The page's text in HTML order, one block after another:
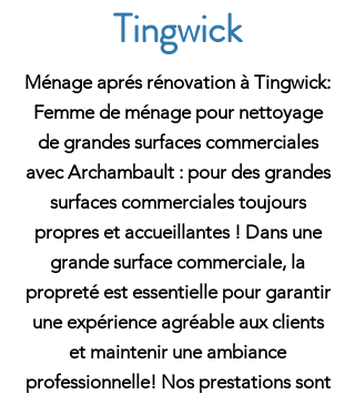
Tingwick
Ménage aprés rénovation à Tingwick:
Femme de ménage pour nettoyage
de grandes surfaces commerciales
avec Archambault : pour des grandes
surfaces commerciales toujours
propres et accueillantes ! Dans une
grande surface commerciale, la
propreté est essentielle pour garantir
une expérience agréable aux clients
et maintenir une ambiance
professionnelle! Nos prestations sont